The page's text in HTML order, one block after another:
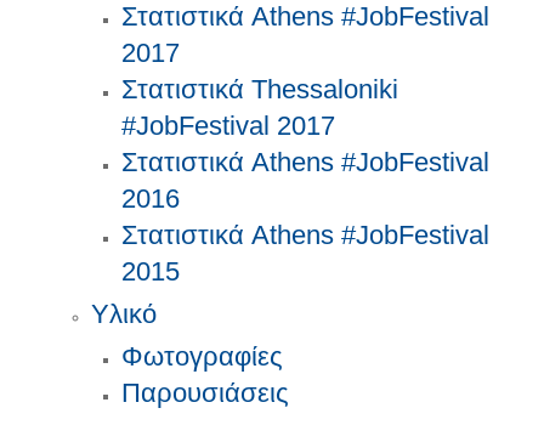
Στατιστικά Athens #JobFestival
2017
Στατιστικά Thessaloniki
#JobFestival 2017
Στατιστικά Athens #JobFestival
2016
Στατιστικά Athens #JobFestival
2015
Υλικό
Φωτογραφίες
Παρουσιάσεις